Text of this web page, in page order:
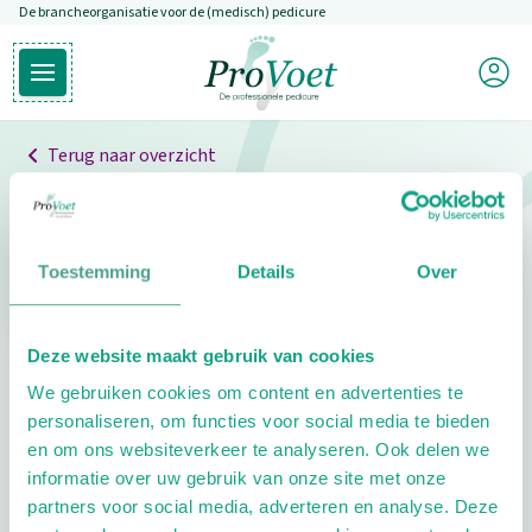
Toestemming Details Over
Deze website maakt gebruik van cookies
We gebruiken cookies om content en advertenties te
personaliseren, om functies voor social media te bieden
en om ons websiteverkeer te analyseren. Ook delen we
informatie over uw gebruik van onze site met onze
partners voor social media, adverteren en analyse. Deze
Overslaan en naar de inhoud gaan
De brancheorganisatie voor de (medisch) pedicure
Open hoofdmenu
Ga naar de homepagina
Mijn
Terug naar overzicht
Professionals
Pedicure niet gevonden
pedicure.